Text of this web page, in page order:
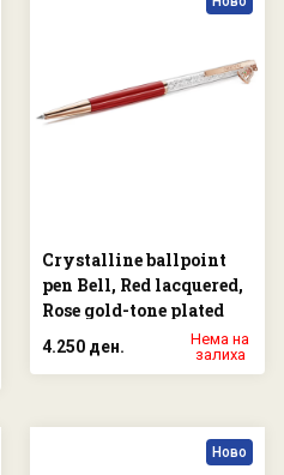
Crystalline ballpoint
pen Bell, Red lacquered,
Rose gold-tone plated
4.250 ден.
Нема на
залиха
Ново